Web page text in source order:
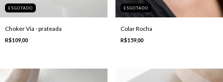
ESGOTADO
Choker Via - prateada
R$109,00
ESGOTADO
Colar Rocha
R$159,00